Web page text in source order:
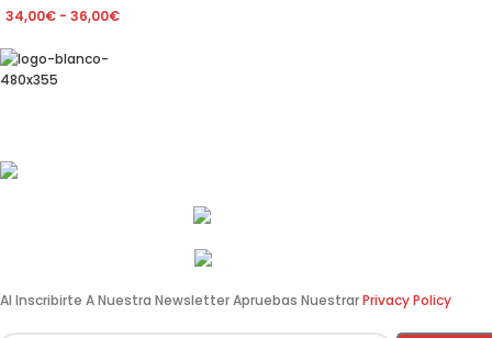
34,00€ - 36,00€
Al Inscribirte A Nuestra Newsletter Apruebas NuestrarPrivacy Policy